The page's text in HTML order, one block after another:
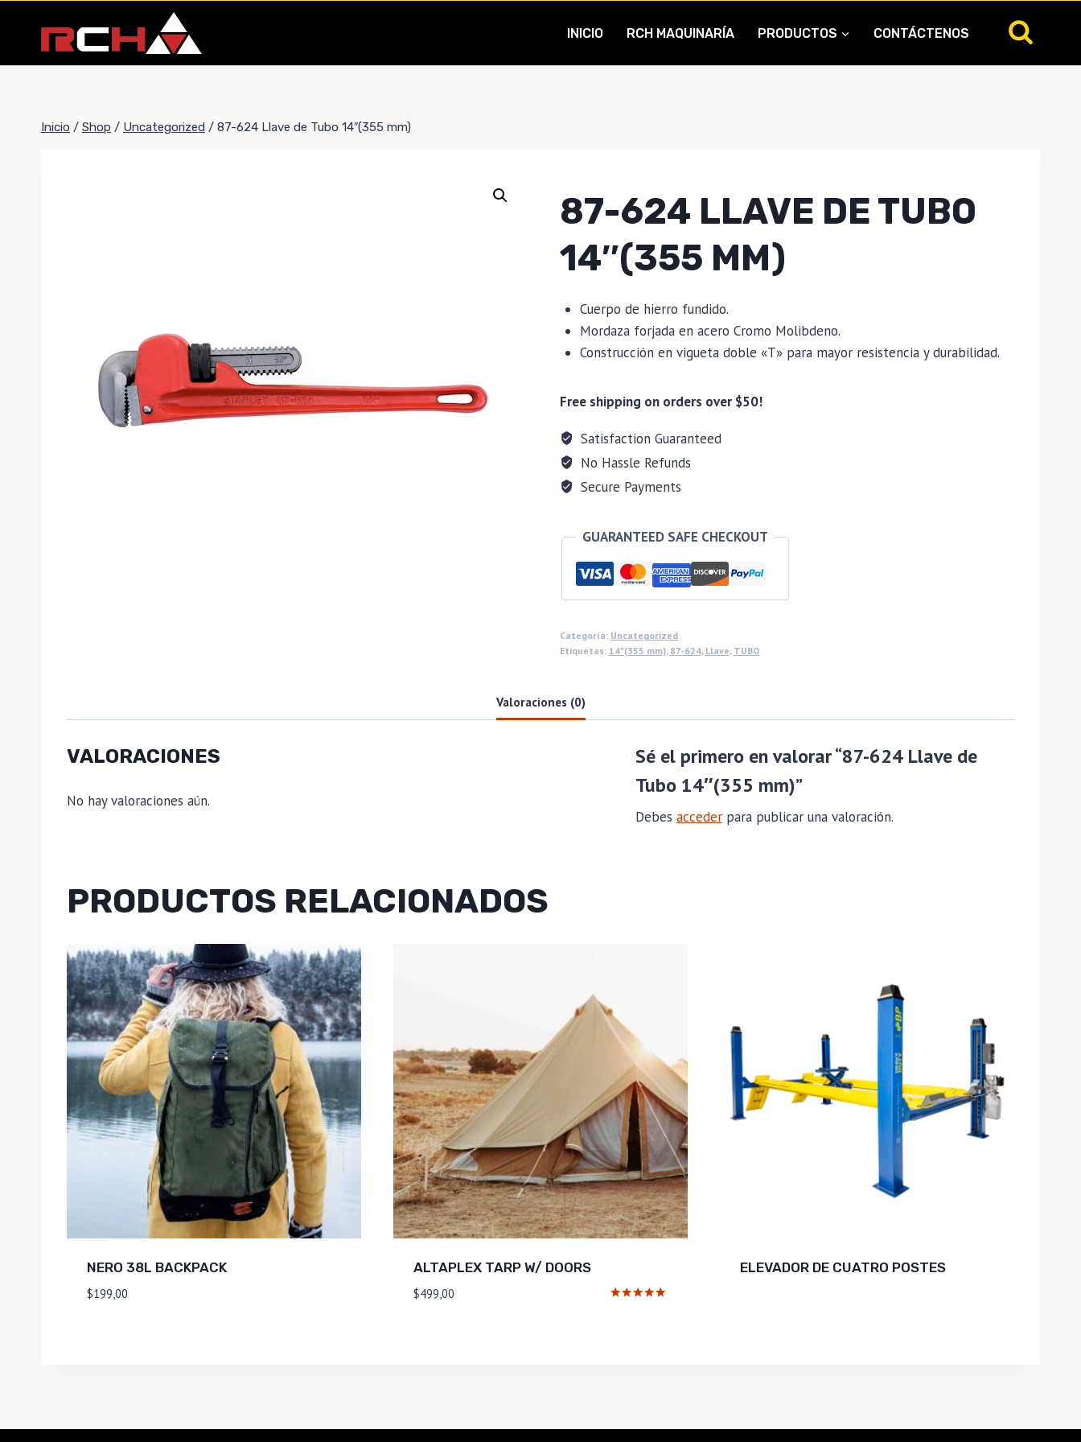
contenido
INICIO RCH MAQUINARÍA PRODUCTOS CONTÁCTENOS
Inicio / Shop / Uncategorized / 87-624 Llave de Tubo 14″(355 mm)
87-624 LLAVE DE TUBO
14″(355 MM)
Cuerpo de hierro fundido.
Mordaza forjada en acero Cromo Molibdeno.
Construcción en vigueta doble «T» para mayor resistencia y durabilidad.
Free shipping on orders over $50!
Satisfaction Guaranteed
No Hassle Refunds
Secure Payments
GUARANTEED SAFE CHECKOUT
Categoría: Uncategorized
Etiquetas: 14"(355 mm), 87-624, Llave, TUBO
Valoraciones (0)
VALORACIONES
No hay valoraciones aún.
Sé el primero en valorar “87-624 Llave de
Tubo 14″(355 mm)”
Debes accederpara publicar una valoración.
PRODUCTOS RELACIONADOS
NERO 38L BACKPACK
$199,00
ALTAPLEX TARP W/ DOORS
$499,00
ELEVADOR DE CUATRO POSTES